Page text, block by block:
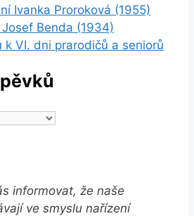
Ivanka Proroková (1955)
Benda (1934)
k VI. dni prarodičů a seniorů
informovat, že naše
ve smyslu nařízení